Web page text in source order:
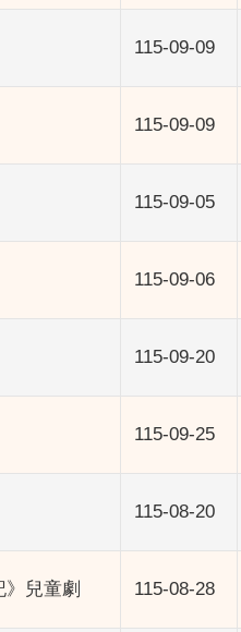
115-09-09
115-09-09
115-09-05
115-09-06
115-09-20
115-09-25
115-08-20
兒童劇 115-08-28